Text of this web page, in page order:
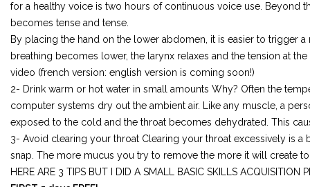
for a healthy voice is two hours of continuous voice use. Beyond
becomes tense and tense.
By placing the hand on the lower abdomen, it is easier to trigger
breathing becomes lower, the larynx relaxes and the tension at
video (french version: english version is coming soon!)
2- Drink warm or hot water in small amounts Why? Often the
computer systems dry out the ambient air. Like any muscle, a
exposed to the cold and the throat becomes dehydrated. This
3- Avoid clearing your throat Clearing your throat excessively is a
snap. The more mucus you try to remove the more it will create
HERE ARE 3 TIPS BUT I DID A SMALL BASIC SKILLS ACQUISITION